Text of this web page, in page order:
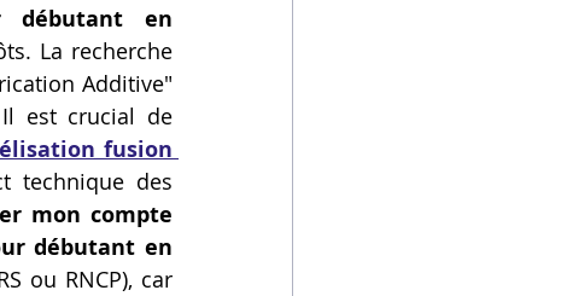
débutant en
La recherche
Additive"
est crucial de
fusion
technique des
mon compte
débutant en
ou RNCP), car